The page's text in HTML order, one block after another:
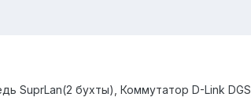
SuprLan(2 бухты), Коммутатор D-Link